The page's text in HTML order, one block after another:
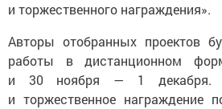
и торжественного награждения».
Авторы отобранных проектов
работы в дистанционном
и 30 ноября — 1 декабря.
и торжественное награждение